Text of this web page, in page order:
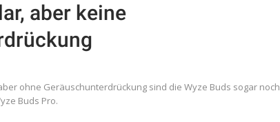
aber keine
ohne Geräuschunterdrückung sind die Wyze Buds sogar noch
Buds Pro.